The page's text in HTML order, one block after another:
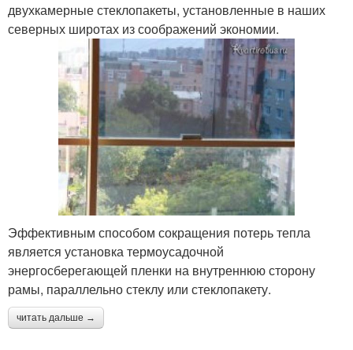
двухкамерные стеклопакеты, установленные в наших
северных широтах из соображений экономии.
Эффективным способом сокращения потерь тепла
является установка термоусадочной
энергосберегающей пленки на внутреннюю сторону
рамы, параллельно стеклу или стеклопакету.
читать дальше →